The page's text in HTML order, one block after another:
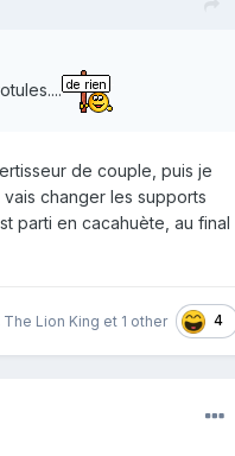
de couple, puis je
changer les supports
parti en cacahuète, au final
The Lion King et 1 other 4